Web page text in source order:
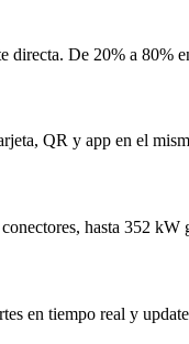
directa. De 20% a 80%
QR y app en el
hasta 352 kW
en tiempo real y